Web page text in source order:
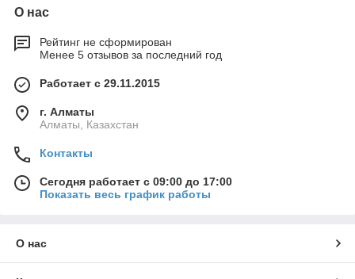
О нас
Рейтинг не сформирован
Менее 5 отзывов за последний год
Работает с 29.11.2015
г. Алматы
Алматы, Казахстан
Контакты
Сегодня работает с 09:00 до 17:00
Показать весь график работы
О нас